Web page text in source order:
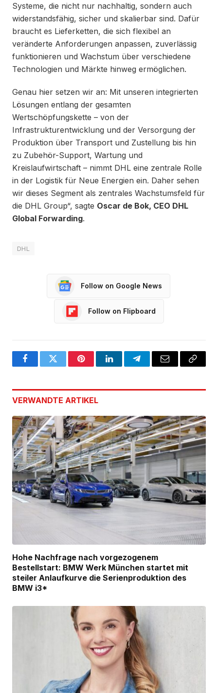
Systeme, die nicht nur nachhaltig, sondern auch
widerstandsfähig, sicher und skalierbar sind. Dafür
braucht es Lieferketten, die sich flexibel an
veränderte Anforderungen anpassen, zuverlässig
funktionieren und Wachstum über verschiedene
Technologien und Märkte hinweg ermöglichen.
Genau hier setzen wir an: Mit unseren integrierten
Lösungen entlang der gesamten
Wertschöpfungskette – von der
Infrastrukturentwicklung und der Versorgung der
Produktion über Transport und Zustellung bis hin
zu Zubehör-Support, Wartung und
Kreislaufwirtschaft – nimmt DHL eine zentrale Rolle
in der Logistik für Neue Energien ein. Daher sehen
wir dieses Segment als zentrales Wachstumsfeld für
die DHL Group“, sagte Oscar de Bok, CEO DHL
Global Forwarding.
DHL
Follow on Google News
Follow on Flipboard
FacebookTwitter PinterestLinkedInTelegramEmail
Copy
VERWANDTE ARTIKEL
Hohe Nachfrage nach vorgezogenem
Bestellstart: BMW Werk München startet mit
steiler Anlaufkurve die Serienproduktion des
BMW i3*